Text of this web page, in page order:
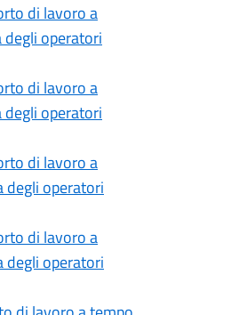
di lavoro a
operatori
di lavoro a
operatori
di lavoro a
degli operatori
di lavoro a
degli operatori